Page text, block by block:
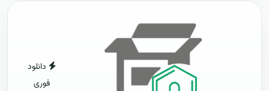
دانلود
فوری